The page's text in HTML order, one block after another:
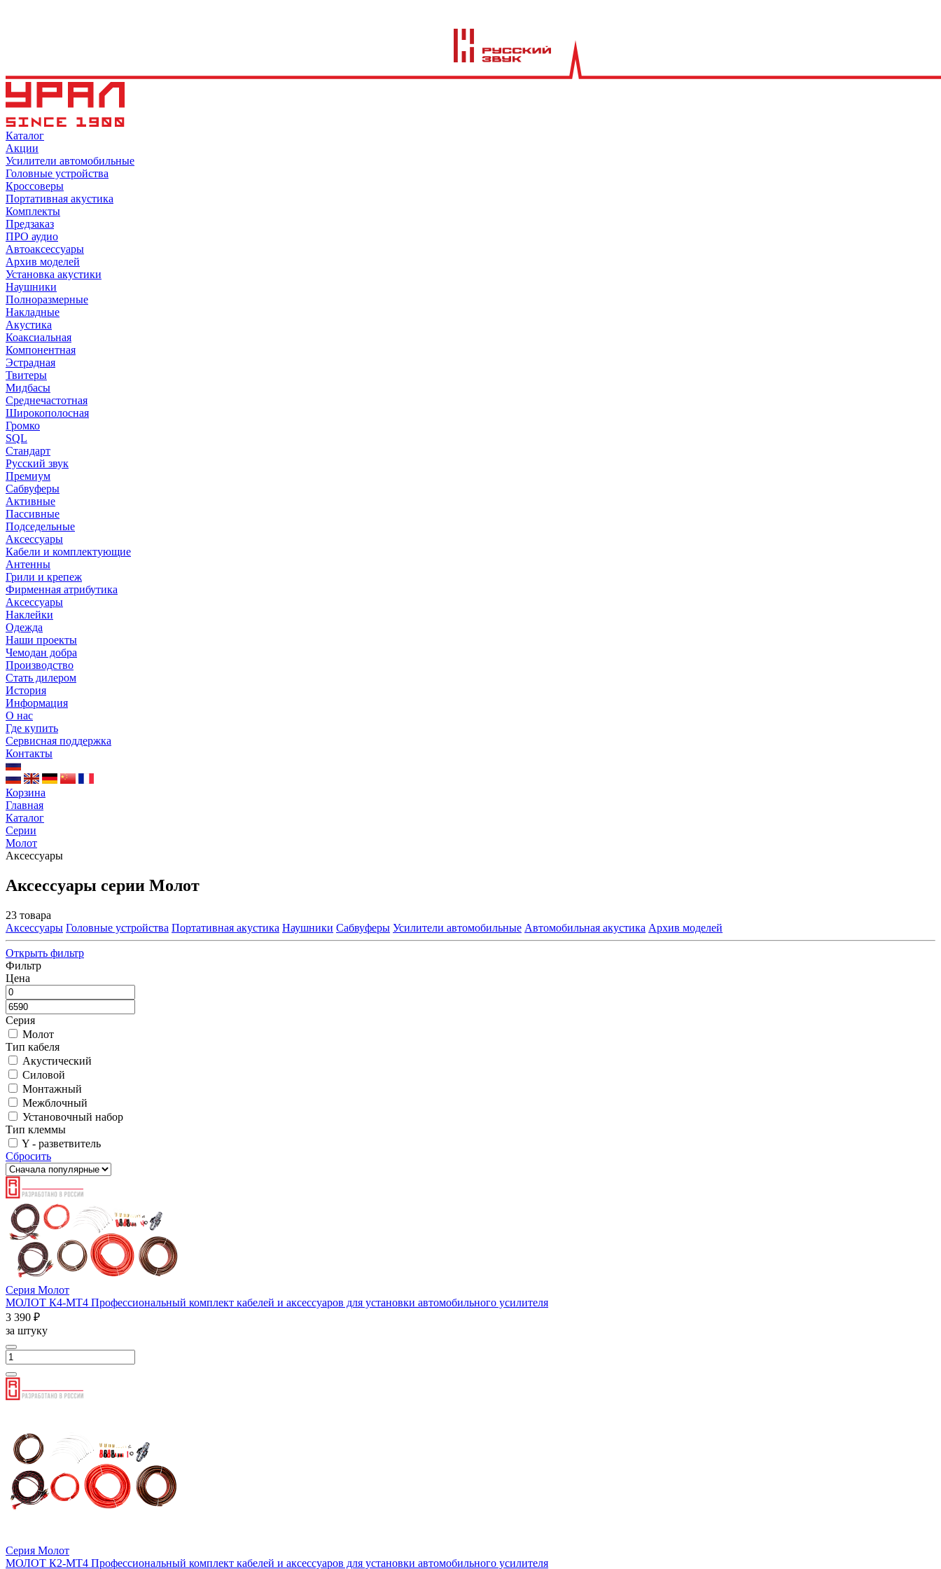
Каталог
Акции
Усилители автомобильные
Головные устройства
Кроссоверы
Портативная акустика
Комплекты
Предзаказ
ПРО аудио
Автоаксессуары
Архив моделей
Установка акустики
Наушники
Полноразмерные
Накладные
Акустика
Коаксиальная
Компонентная
Эстрадная
Твитеры
Мидбасы
Среднечастотная
Широкополосная
Громко
SQL
Стандарт
Русский звук
Премиум
Сабвуферы
Активные
Пассивные
Подседельные
Аксессуары
Кабели и комплектующие
Антенны
Грили и крепеж
Фирменная атрибутика
Аксессуары
Наклейки
Одежда
Наши проекты
Чемодан добра
Производство
Стать дилером
История
Информация
О нас
Где купить
Сервисная поддержка
Контакты
Корзина
Главная
Каталог
Серии
Молот
Аксессуары
Аксессуары серии Молот
23 товара
Аксессуары Головные устройства Портативная акустика Наушники Сабвуферы Усилители автомобильные Автомобильная акустика Архив моделей
Открыть фильтр
Фильтр
Цена
Серия
Молот
Тип кабеля
Акустический
Силовой
Монтажный
Межблочный
Установочный набор
Тип клеммы
Y - разветвитель
Сбросить
Серия Молот
МОЛОТ К4-МТ4 Профессиональный комплект кабелей и аксессуаров для установки автомобильного усилителя
3 390 ₽
за штуку
Серия Молот
МОЛОТ К2-МТ4 Профессиональный комплект кабелей и аксессуаров для установки автомобильного усилителя